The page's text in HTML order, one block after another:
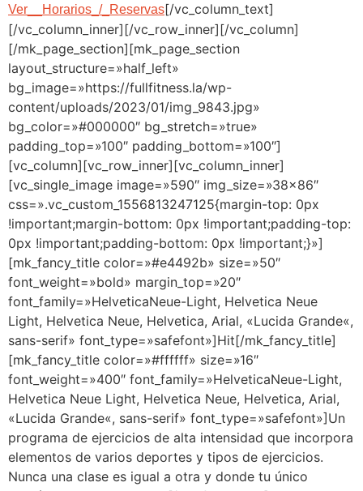
Ver__Horarios_/_Reservas[/vc_column_text]
[/vc_column_inner][/vc_row_inner][/vc_column]
[/mk_page_section][mk_page_section
layout_structure=»half_left»
bg_image=»https://fullfitness.la/wp-
content/uploads/2023/01/img_9843.jpg»
bg_color=»#000000″ bg_stretch=»true»
padding_top=»100″ padding_bottom=»100″]
[vc_column][vc_row_inner][vc_column_inner]
[vc_single_image image=»590″ img_size=»38×86″
css=».vc_custom_1556813247125{margin-top: 0px
!important;margin-bottom: 0px !important;padding-top:
0px !important;padding-bottom: 0px !important;}»]
[mk_fancy_title color=»#e4492b» size=»50″
font_weight=»bold» margin_top=»20″
font_family=»HelveticaNeue-Light, Helvetica Neue
Light, Helvetica Neue, Helvetica, Arial, «Lucida Grande«,
sans-serif» font_type=»safefont»]Hit[/mk_fancy_title]
[mk_fancy_title color=»#ffffff» size=»16″
font_weight=»400″ font_family=»HelveticaNeue-Light,
Helvetica Neue Light, Helvetica Neue, Helvetica, Arial,
«Lucida Grande«, sans-serif» font_type=»safefont»]Un
programa de ejercicios de alta intensidad que incorpora
elementos de varios deportes y tipos de ejercicios.
Nunca una clase es igual a otra y donde tu único